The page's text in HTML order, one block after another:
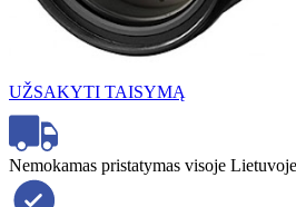
UŽSAKYTI TAISYMĄ
Nemokamas pristatymas visoje Lietuvoje